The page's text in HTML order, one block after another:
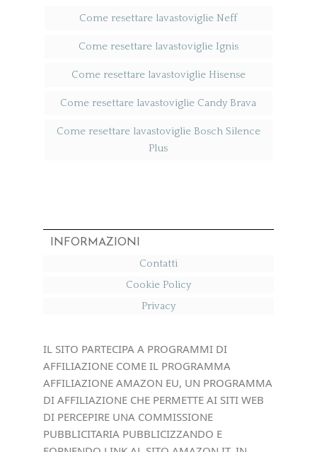
Come resettare lavastoviglie Neff​
Come resettare lavastoviglie Ignis​
Come resettare lavastoviglie Hisense​
Come resettare lavastoviglie Candy Brava​
Come resettare lavastoviglie Bosch Silence
Plus​
INFORMAZIONI
Contatti
Cookie Policy
Privacy
IL SITO PARTECIPA A PROGRAMMI DI
AFFILIAZIONE COME IL PROGRAMMA
AFFILIAZIONE AMAZON EU, UN PROGRAMMA
DI AFFILIAZIONE CHE PERMETTE AI SITI WEB
DI PERCEPIRE UNA COMMISSIONE
PUBBLICITARIA PUBBLICIZZANDO E